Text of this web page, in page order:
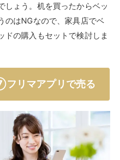
しょう。机を買ったからベッ
のはNGなので、家具店でベ
ドの購入もセットで検討しま
リマアプリで売る